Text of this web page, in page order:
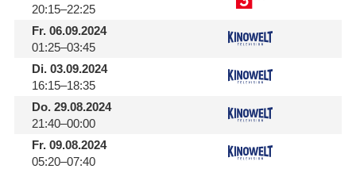
20:15–22:25
Fr.06.09.2024
01:25–03:45
Di.03.09.2024
16:15–18:35
Do.29.08.2024
21:40–00:00
Fr.09.08.2024
05:20–07:40